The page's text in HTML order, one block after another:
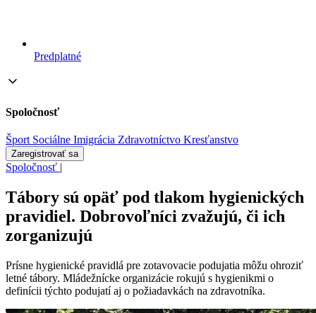
Predplatné
Spoločnosť
Šport Sociálne Imigrácia Zdravotníctvo Kresťanstvo
Zaregistrovať sa
Spoločnosť |
Tábory sú opäť pod tlakom hygienických
pravidiel. Dobrovoľníci zvažujú, či ich
zorganizujú
Prísne hygienické pravidlá pre zotavovacie podujatia môžu ohroziť
letné tábory. Mládežnícke organizácie rokujú s hygienikmi o
definícii týchto podujatí aj o požiadavkách na zdravotníka.